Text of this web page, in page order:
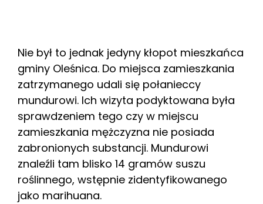
Nie był to jednak jedyny kłopot mieszkańca
gminy Oleśnica. Do miejsca zamieszkania
zatrzymanego udali się połanieccy
mundurowi. Ich wizyta podyktowana była
sprawdzeniem tego czy w miejscu
zamieszkania mężczyzna nie posiada
zabronionych substancji. Mundurowi
znaleźli tam blisko 14 gramów suszu
roślinnego, wstępnie zidentyfikowanego
jako marihuana.